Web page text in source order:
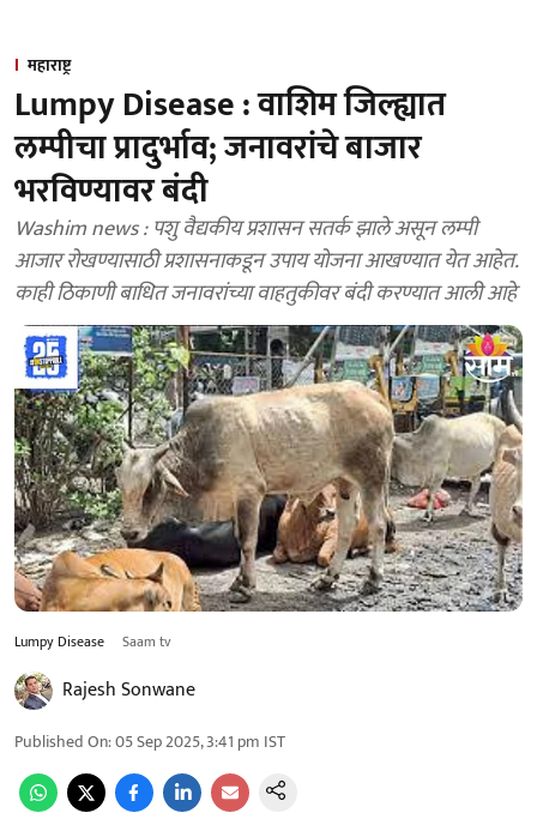
महाराष्ट्र
Lumpy Disease : वाशिम जिल्ह्यात
लम्पीचा प्रादुर्भाव; जनावरांचे बाजार
भरविण्यावर बंदी
Washim news : पशु वैद्यकीय प्रशासन सतर्क झाले असून लम्पी
आजार रोखण्यासाठी प्रशासनाकडून उपाय योजना आखण्यात येत आहेत.
काही ठिकाणी बाधित जनावरांच्या वाहतुकीवर बंदी करण्यात आली आहे
Lumpy Disease Saam tv
Rajesh Sonwane
Published On:05 Sep 2025, 3:41 pm IST